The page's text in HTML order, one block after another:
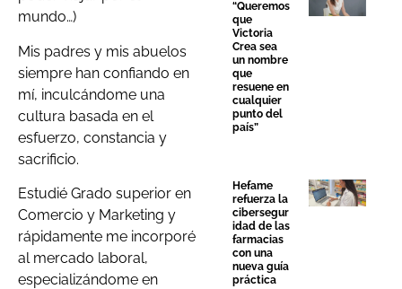
mundo…)
Mis padres y mis abuelos
siempre han confiando en
mí, inculcándome una
cultura basada en el
esfuerzo, constancia y
sacrificio.
Estudié Grado superior en
Comercio y Marketing y
rápidamente me incorporé
al mercado laboral,
especializándome en
“Queremos
que
Victoria
Crea sea
un nombre
que
resuene en
cualquier
punto del
país”
Hefame
refuerza la
cibersegur
idad de las
farmacias
con una
nueva guía
práctica